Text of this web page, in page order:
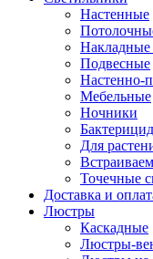
Настенные
Накладные
Подвесные
Настенно-
Мебельные
Ночники
Для
Точечные
Доставка и
Люстры
Каскадные
Люстры-